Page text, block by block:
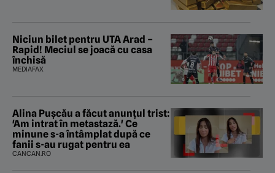
Niciun bilet pentru UTA Arad –
Rapid! Meciul se joacă cu casa
închisă
MEDIAFAX
Alina Pușcău a făcut anunțul trist:
'Am intrat în metastază.' Ce
minune s-a întâmplat după ce
fanii s-au rugat pentru ea
CANCAN.RO